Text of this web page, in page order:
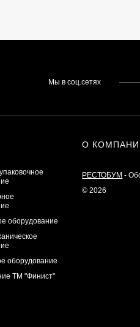
Мы в соц.сетях
оборудование
оборудование
ТМ "Финист"
О
РЕСТОБУМ -
© 2026